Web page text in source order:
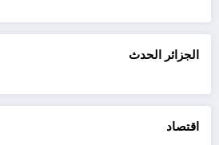
الجزائر الحدث
اقتصاد